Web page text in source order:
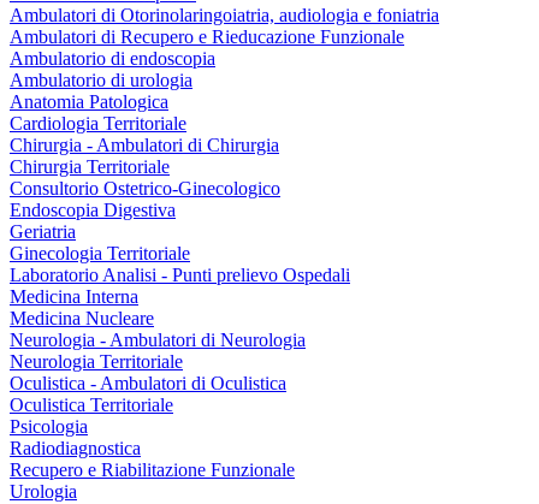
Ambulatori di Otorinolaringoiatria, audiologia e foniatria
Ambulatori di Recupero e Rieducazione Funzionale
Ambulatorio di endoscopia
Ambulatorio di urologia
Anatomia Patologica
Cardiologia Territoriale
Chirurgia - Ambulatori di Chirurgia
Chirurgia Territoriale
Consultorio Ostetrico-Ginecologico
Endoscopia Digestiva
Geriatria
Ginecologia Territoriale
Laboratorio Analisi - Punti prelievo Ospedali
Medicina Interna
Medicina Nucleare
Neurologia - Ambulatori di Neurologia
Neurologia Territoriale
Oculistica - Ambulatori di Oculistica
Oculistica Territoriale
Psicologia
Radiodiagnostica
Recupero e Riabilitazione Funzionale
Urologia